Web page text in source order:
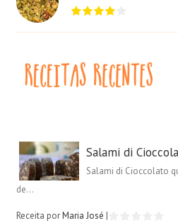
Salami di
Salami di Cioccolato
de...
Receita porMaria José |